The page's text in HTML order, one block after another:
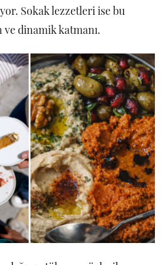
Sokak lezzetleri ise bu
ve dinamik katmanı.